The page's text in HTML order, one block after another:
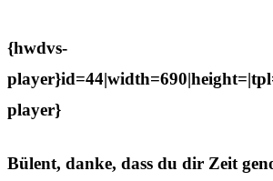
{hwdvs-
player}
Bülent, danke, dass du dir Zeit